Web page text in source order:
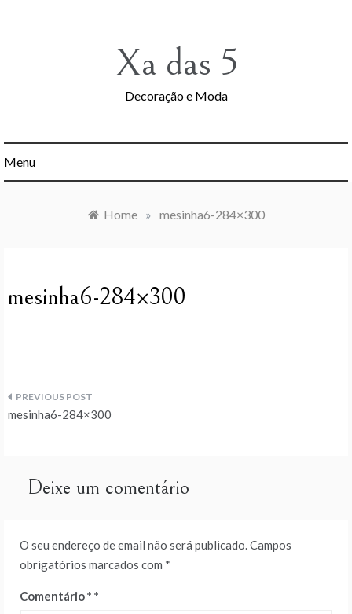
Xa das 5
Decoração e Moda
Menu
Home » mesinha6-284×300
mesinha6-284×300
Navegação
artigos
mesinha6-284×300
Deixe um comentário
O seu endereço de email não será publicado.Campos
obrigatórios marcados com *
Comentário*